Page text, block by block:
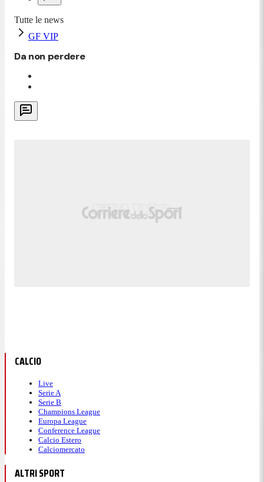
Tutte le news
GF VIP
Da non perdere
CALCIO
Live
Serie A
Serie B
Champions League
Europa League
Conference League
Calcio Estero
Calciomercato
ALTRI SPORT